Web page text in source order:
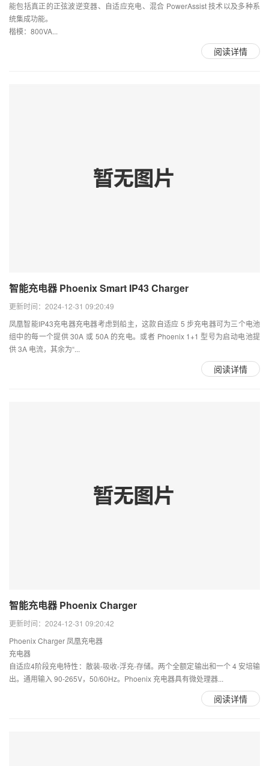
能包括真正的正弦波逆变器、自适应充电、混合 PowerAssist 技术以及多种系
统集成功能。
楷模：800VA...
阅读详情
智能充电器 Phoenix Smart IP43 Charger
更新时间：2024-12-31 09:20:49
凤凰智能IP43充电器充电器考虑到船主，这款自适应 5 步充电器可为三个电池
组中的每一个提供 30A 或 50A 的充电。或者 Phoenix 1+1 型号为启动电池提
供 3A 电流，其余为“...
阅读详情
智能充电器 Phoenix Charger
更新时间：2024-12-31 09:20:42
Phoenix Charger 凤凰充电器
充电器
自适应4阶段充电特性：散装-吸收-浮充-存储。两个全额定输出和一个 4 安培输
出。通用输入 90-265V，50/60Hz。Phoenix 充电器具有微处理器...
阅读详情